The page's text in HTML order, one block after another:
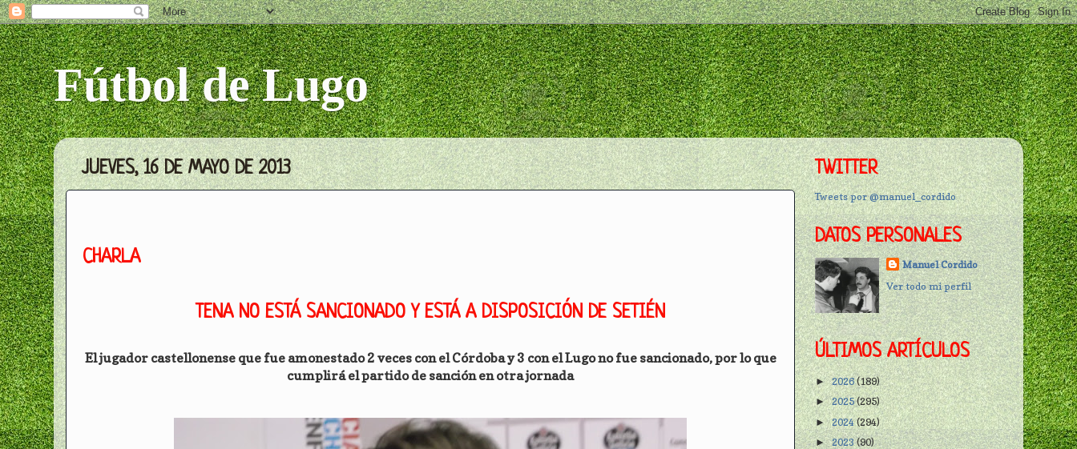
Fútbol de Lugo
JUEVES, 16 DE MAYO DE 2013
CHARLA
TENA NO ESTÁ SANCIONADO Y ESTÁ A DISPOSICIÓN DE SETIÉN
El jugador castellonense que fue amonestado 2 veces con el Córdoba y 3 con el Lugo no fue sancionado, por lo que
cumplirá el partido de sanción en otra jornada
TWITTER
Tweets por @manuel_cordido
DATOS PERSONALES
Manuel Cordido
Ver todo mi perfil
ÚLTIMOS ARTÍCULOS
►2026(189)
►2025(295)
►2024(294)
►2023(90)